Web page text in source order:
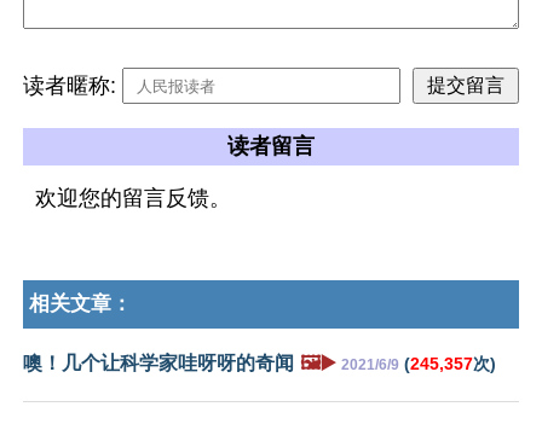
读者暱称:
读者留言
欢迎您的留言反馈。
相关文章：
噢！几个让科学家哇呀呀的奇闻 🖼️▶️ 2021/6/9 (245,357次)